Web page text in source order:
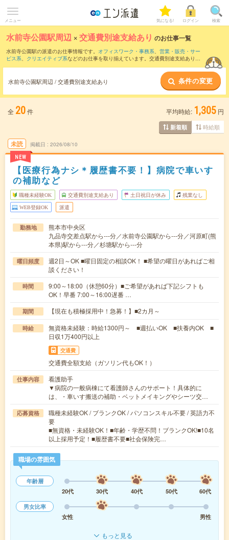
メニュー 気になる! ログイン 検索
水前寺公園駅周辺 ×交通費別途支給あり のお仕事一覧
水前寺公園駅の派遣のお仕事情報です。 オフィスワーク・事務系、 営業・販売・サー
ビス系、 クリエイティブ系などのお仕事を取り揃えています。交通費別途支給ありの
水前寺公園駅周辺 / 交通費別途支給あり 条件の変更
全 20件 平均時給: 1,305 円
新着順 時給順
未読
NEW
掲載日 2026/08/10
【医療行為ナシ＊履歴書不要！】病院で車いす
の補助など
職種未経験OK 交通費別途支給あり 土日祝日が休み 残業なし
WEB登録OK 派遣
勤務地
熊本市中央区
九品寺交差点駅から---分／水前寺公園駅から---分／河原町(熊
本県)駅から---分／杉塘駅から---分
曜日頻度
週2日～OK ■曜日固定の相談OK！ ■希望の曜日があればご相
談ください！
時間
9:00～18:00（休憩60分）■ご希望があれば下記シフトも
OK！早番 7:00～16:00遅番 …
期間 【現在も積極採用中！急募！】■2カ月～
時給
無資格未経験：時給1300円～ ■週払いOK ■扶養内OK ■
日収1万400円以上
交通費
交通費全額支給（ガソリン代もOK！）
仕事内容
看護助手
▼病院の一般病棟にて看護師さんのサポート！具体的に
は、・車いす搬送の補助・ベットメイキングやシーツ交…
応募資格
職種未経験OK / ブランクOK / パソコンスキル不要 / 英語力不
要
■無資格・未経験OK！■年齢・学歴不問！ブランクOK!■10名
以上採用予定！■履歴書不要■社会保険完…
職場の雰囲気
年齢層
20代
30代 40代 50代
60代
男女比率
女性
男性
もっと見る